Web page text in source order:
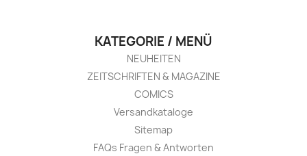
KATEGORIE / MENÜ
NEUHEITEN
ZEITSCHRIFTEN & MAGAZINE
COMICS
Versandkataloge
Sitemap
FAQs Fragen & Antworten